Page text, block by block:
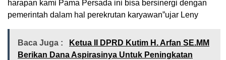
harapan kami Pama Persada ini bisa bersinergi dengan
pemerintah dalam hal perekrutan karyawan”ujar Leny
Baca Juga :
Ketua II DPRD Kutim H. Arfan SE.MM
Berikan Dana Aspirasinya Untuk Peningkatan